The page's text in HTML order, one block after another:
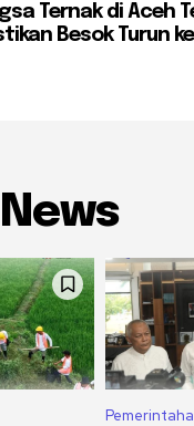
Ternak di Aceh
Besok Turun